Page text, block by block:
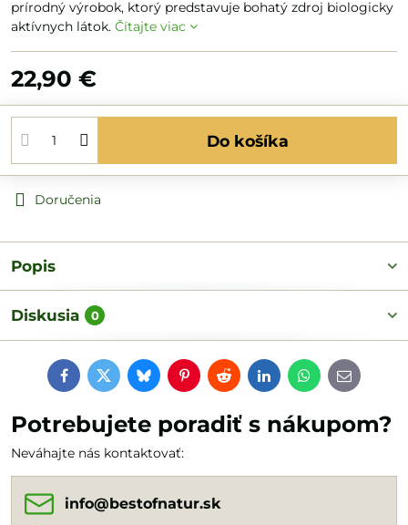
prírodný výrobok, ktorý predstavuje bohatý zdroj biologicky
aktívnych látok. Čítajte viac
22,90 €
Do košíka
Doručenia
Popis
Diskusia 0
FacebookTwitterBlueskyPinterestRedditLinkedInWhatsApp
E-
mail
Potrebujete poradiť s nákupom?
Neváhajte nás kontaktovať:
info​@bestofnatur​.sk